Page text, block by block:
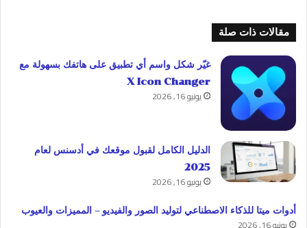
مقالات ذات صلة
غيّر شكل واسم أي تطبيق على هاتفك بسهولة مع
X Icon Changer
يونيو 16, 2026
الدليل الكامل لقبول موقعك في أدسنس لعام
2025
يونيو 16, 2026
أدوات ميتا للذكاء الاصطناعي لتوليد الصور والفيديو – المميزات والعيوب
يونيو 16, 2026